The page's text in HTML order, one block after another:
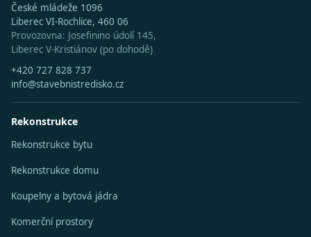
České mládeže 1096
Liberec VI-Rochlice, 460 06
Provozovna: Josefinino údolí 145,
Liberec V-Kristiánov (po dohodě)
+420 727 828 737
info@stavebnistredisko.cz
Rekonstrukce
Rekonstrukce bytu
Rekonstrukce domu
Koupelny a bytová jádra
Komerční prostory